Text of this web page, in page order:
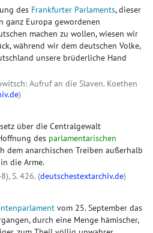
des Frankfurter Parlaments, dieser
ganz Europa gewordenen
machen zu wollen, wiesen wir
während wir dem deutschen Volke,
unsere brüderliche Hand
Aufruf an die Slaven. Koethen
)
über die Centralgewalt
des parlamentarischen
dem anarchischen Treiben außerhalb
die Arme.
S. 426. (deutschestextarchiv.de)
vom 25. September das
durch eine Menge hämischer,